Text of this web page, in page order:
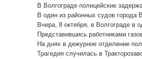
В Волгограде полицейские
В один из районных судов города
Вчера, 8 октября, в Волгограде в
Представившись работниками
На днях в дежурное отделение
Трагедия случилась в